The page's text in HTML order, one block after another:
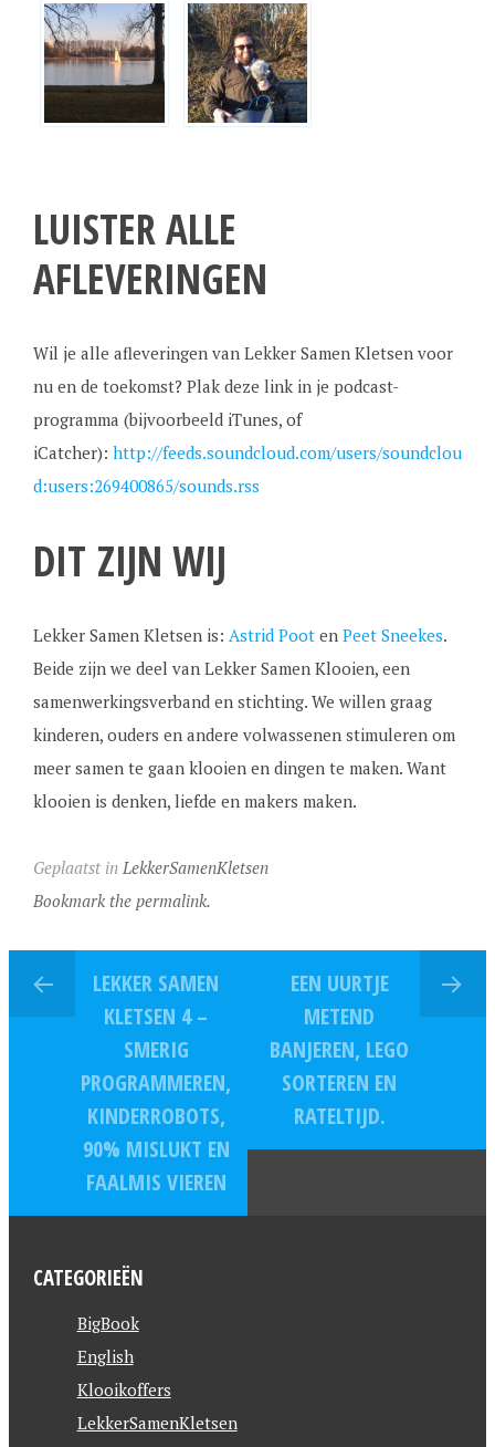
LUISTER ALLE
AFLEVERINGEN
Wil je alle afleveringen van Lekker Samen Kletsen voor
nu en de toekomst? Plak deze link in je podcast-
programma (bijvoorbeeld iTunes, of
iCatcher): http://feeds.soundcloud.com/users/soundclou
d:users:269400865/sounds.rss
DIT ZIJN WIJ
Lekker Samen Kletsen is: Astrid Pooten Peet Sneekes.
Beide zijn we deel van Lekker Samen Klooien, een
samenwerkingsverband en stichting. We willen graag
kinderen, ouders en andere volwassenen stimuleren om
meer samen te gaan klooien en dingen te maken. Want
klooien is denken, liefde en makers maken.
Geplaatst in LekkerSamenKletsen
Bookmark the permalink.
LEKKER SAMEN
KLETSEN 4 –
SMERIG
PROGRAMMEREN,
KINDERROBOTS,
90% MISLUKT EN
FAALMIS VIEREN
EEN UURTJE
METEND
BANJEREN, LEGO
SORTEREN EN
RATELTIJD.
CATEGORIEËN
BigBook
English
Klooikoffers
LekkerSamenKletsen